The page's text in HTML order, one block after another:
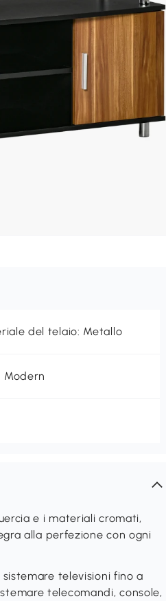
del telaio: Metallo
Modern
e i materiali cromati,
alla perfezione con ogni
televisioni fino a
telecomandi, console,